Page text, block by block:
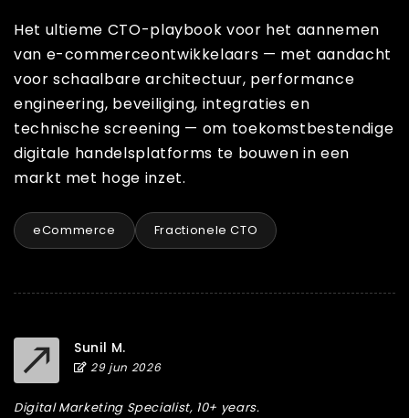
Het ultieme CTO-playbook voor het aannemen
van e-commerceontwikkelaars — met aandacht
voor schaalbare architectuur, performance
engineering, beveiliging, integraties en
technische screening — om toekomstbestendige
digitale handelsplatforms te bouwen in een
markt met hoge inzet.
eCommerce Fractionele CTO
Sunil M.
29 jun 2026
Digital Marketing Specialist, 10+ years.